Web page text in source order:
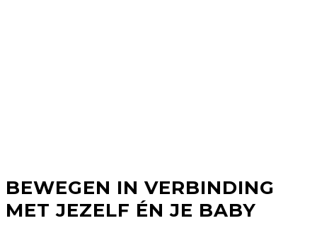
BEWEGEN IN VERBINDING
MET JEZELF ÉN JE BABY